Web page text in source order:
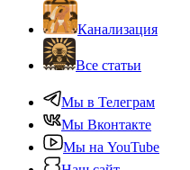
Канализация
Все статьи
Мы в Телеграм
Мы Вконтакте
Мы на YouTube